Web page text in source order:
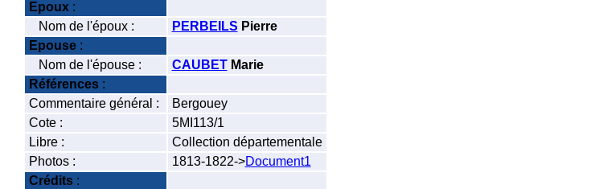
Epoux:
Nom de l'époux :
PERBEILS Pierre
Epouse:
Nom de l'épouse :
CAUBET Marie
Références:
Commentaire général :
Bergouey
Cote :
5MI113/1
Libre :
Collection départementale
Photos :
1813-1822->Document1
Crédits: